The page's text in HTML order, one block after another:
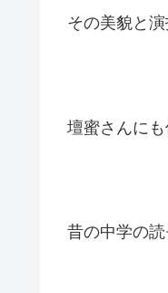
その美貌と
壇蜜さんにも
昔の中学の読